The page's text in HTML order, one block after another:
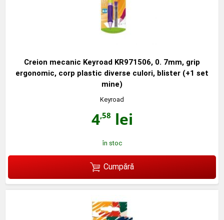
Creion mecanic Keyroad KR971506, 0. 7mm, grip
ergonomic, corp plastic diverse culori, blister (+1 set
mine)
Keyroad
4,58 lei
în stoc
Cumpără